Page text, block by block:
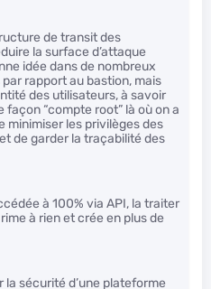
de transit des
la surface d’attaque
idée dans de nombreux
par rapport au bastion, mais
des utilisateurs, à savoir
façon “compte root” là où on a
minimiser les privilèges des
de garder la traçabilité des
à 100% via API, la traiter
à rien et crée en plus de
sécurité d’une plateforme